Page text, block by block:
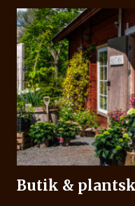
Butik &